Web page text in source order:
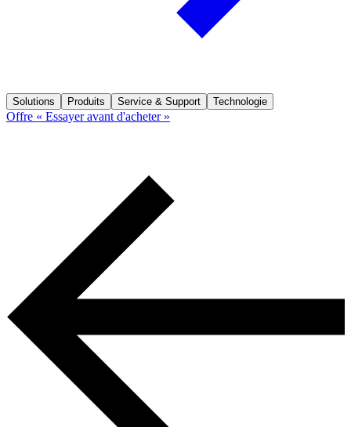
Solutions Produits Service & Support Technologie
Offre « Essayer avant d'acheter »